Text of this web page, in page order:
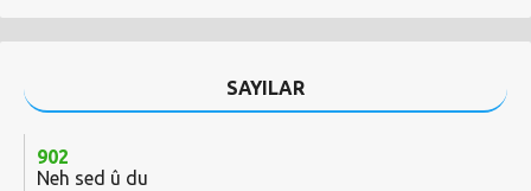
SAYILAR
902
Neh sed û du